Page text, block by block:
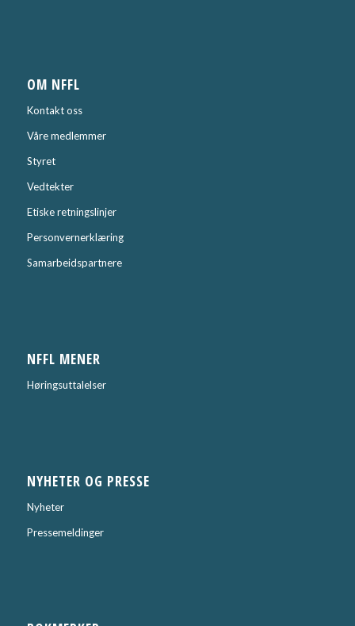
OM NFFL
Kontakt oss
Våre medlemmer
Styret
Vedtekter
Etiske retningslinjer
Personvernerklæring
Samarbeidspartnere
NFFL MENER
Høringsuttalelser
NYHETER OG PRESSE
Nyheter
Pressemeldinger